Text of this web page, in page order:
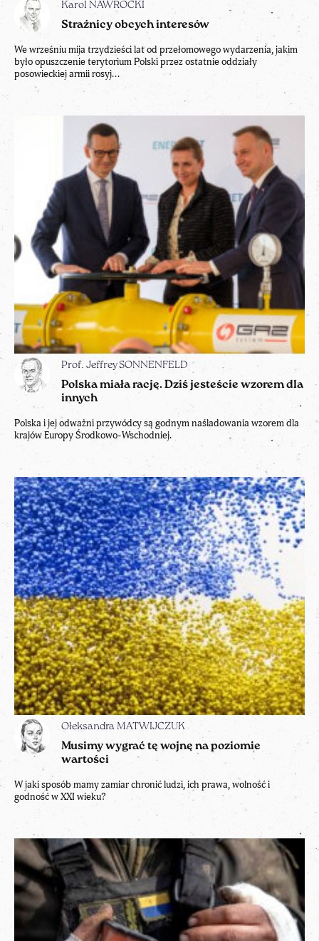
Karol NAWROCKI
Strażnicy obcych interesów
We wrześniu mija trzydzieści lat od przełomowego wydarzenia, jakim
było opuszczenie terytorium Polski przez ostatnie oddziały
posowieckiej armii rosyj...
Prof. Jeffrey SONNENFELD
Polska miała rację. Dziś jesteście wzorem dla
innych
Polska i jej odważni przywódcy są godnym naśladowania wzorem dla
krajów Europy Środkowo-Wschodniej.
Ołeksandra MATWIJCZUK
Musimy wygrać tę wojnę na poziomie
wartości
W jaki sposób mamy zamiar chronić ludzi, ich prawa, wolność i
godność w XXI wieku?